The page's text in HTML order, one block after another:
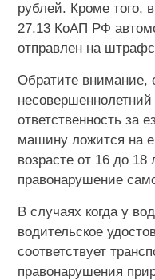
рублей. Кроме того,
27.13 КоАП РФ
отправлен на
Обратите внимание,
несовершеннолетний
ответственность за
машину ложится на
возрасте от 16 до 18
правонарушение
В случаях когда у
водительское
соответствует
правонарушения